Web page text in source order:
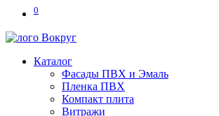
0
Каталог
Фасады ПВХ и Эмаль
Пленка ПВХ
Компакт плита
Витражи